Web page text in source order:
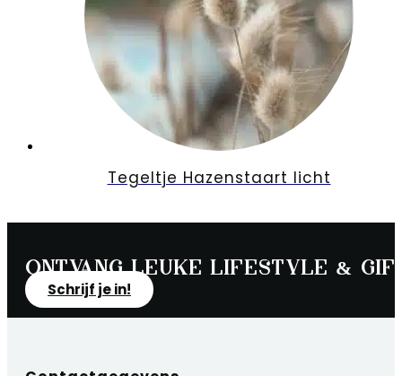
Tegeltje Hazenstaart licht
Ontvang leuke lifestyle &
Schrijf je in!